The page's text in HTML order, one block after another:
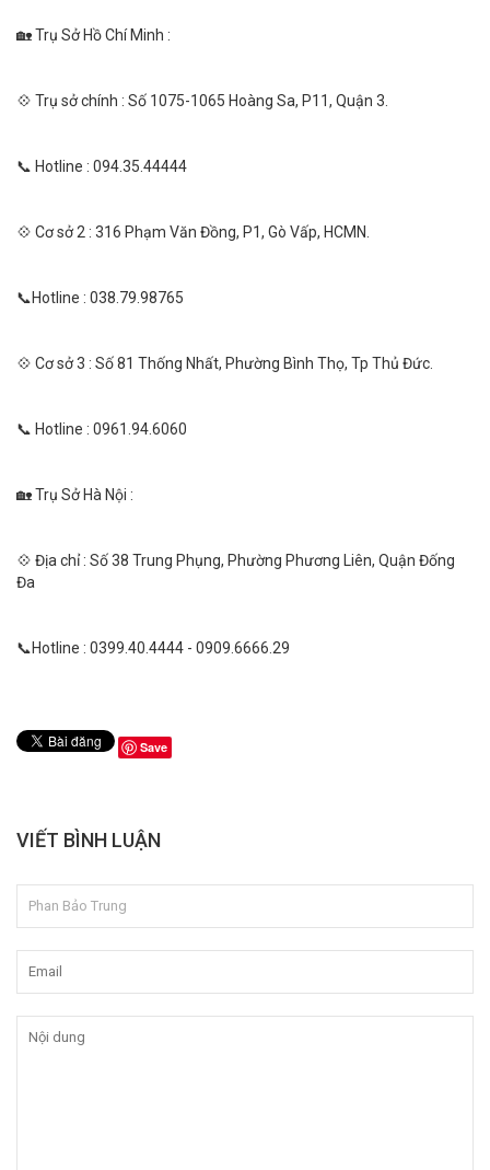
🏡 Trụ Sở Hồ Chí Minh :
💠 Trụ sở chính : Số 1075-1065 Hoàng Sa, P11, Quận 3.
📞 Hotline : 094.35.44444
💠 Cơ sở 2 : 316 Phạm Văn Đồng, P1, Gò Vấp, HCMN.
📞Hotline : 038.79.98765
💠 Cơ sở 3 : Số 81 Thống Nhất, Phường Bình Thọ, Tp Thủ Đức.
📞 Hotline : 0961.94.6060
🏡 Trụ Sở Hà Nội :
💠 Địa chỉ : Số 38 Trung Phụng, Phường Phương Liên, Quận Đống
Đa
📞Hotline : 0399.40.4444 - 0909.6666.29
Save
VIẾT BÌNH LUẬN